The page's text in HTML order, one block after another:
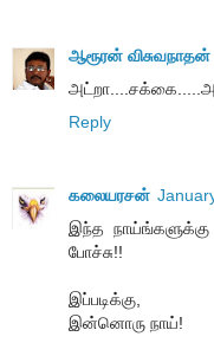
ஆரூரன் விசுவநாதன்
Reply
கலையரசன்
இந்த
போச்சு!!
இப்படிக்கு,
இன்னொரு நாய்!